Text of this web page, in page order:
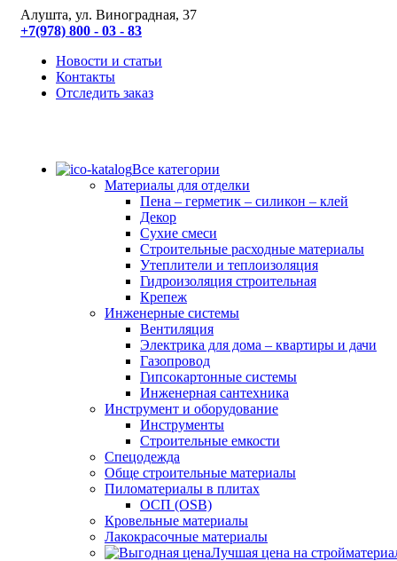
Алушта, ул. Виноградная, 37
+7(978) 800 - 03 - 83
Новости и статьи
Контакты
Отследить заказ
Все категории
Материалы для отделки
Пена – герметик – силикон – клей
Декор
Сухие смеси
Строительные расходные материалы
Утеплители и теплоизоляция
Гидроизоляция строительная
Крепеж
Инженерные системы
Вентиляция
Электрика для дома – квартиры и дачи
Газопровод
Гипсокартонные системы
Инженерная сантехника
Инструмент и оборудование
Инструменты
Строительные емкости
Спецодежда
Обще строительные материалы
Пиломатериалы в плитах
ОСП (OSB)
Кровельные материалы
Лакокрасочные материалы
Лучшая цена на